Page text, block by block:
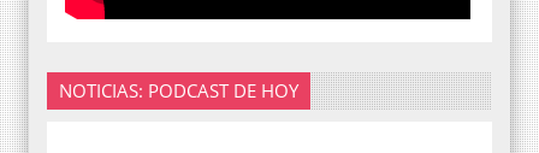
NOTICIAS: PODCAST DE HOY